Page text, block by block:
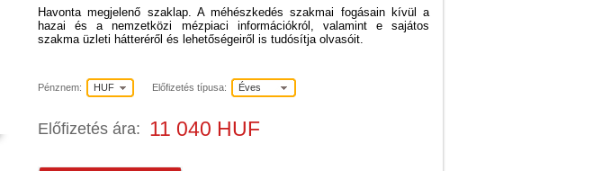
Havonta megjelenő szaklap. A méhészkedés szakmai fogásain kívül a
hazai és a nemzetközi mézpiaci információkról, valamint e sajátos
szakma üzleti hátteréről és lehetőségeiről is tudósítja olvasóit.
Pénznem: HUF Előfizetés típusa: Éves
Előfizetés ára: 11 040 HUF